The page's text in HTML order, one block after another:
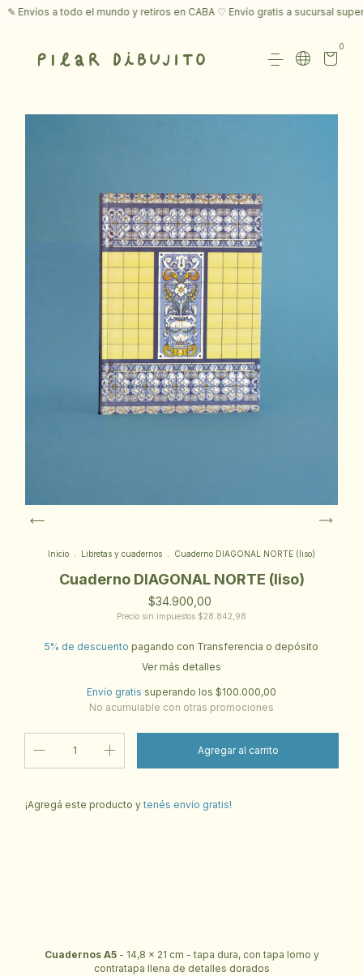
a todo el mundo y retiros en CABA ♡ Envío gratis a sucursal
0
Inicio Libretas y cuadernos Cuaderno DIAGONAL NORTE (liso)
Cuaderno DIAGONAL NORTE (liso)
$34.900,00
Precio sin impuestos $28.842,98
5% de descuento pagando con Transferencia o depósito
Ver más detalles
Envío gratis superando los $100.000,00
No acumulable con otras promociones
¡Agregá este producto y tenés envío gratis!
Cuadernos A5 - 14,8 x 21 cm - tapa dura, con tapa lomo y
contratapa llena de detalles dorados